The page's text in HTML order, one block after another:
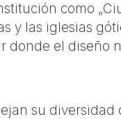
como „
y las iglesias
el diseño
su